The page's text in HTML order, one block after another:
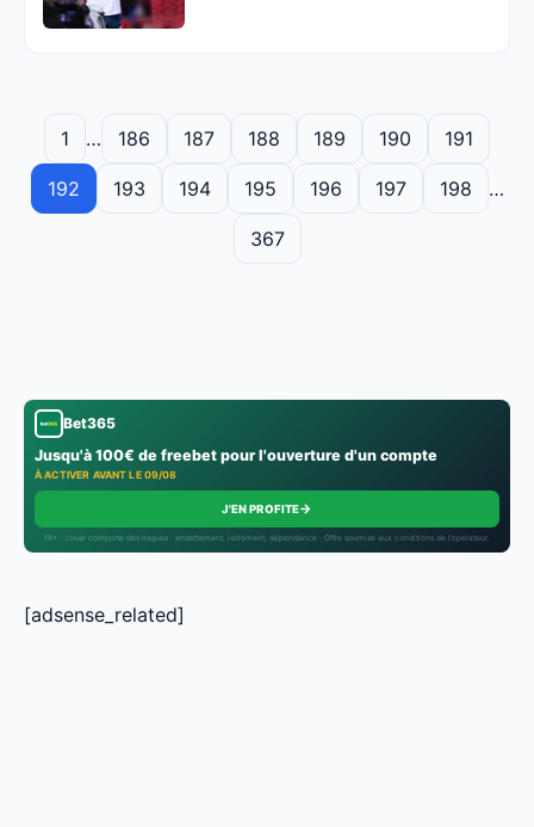
1 … 186 187 188 189 190 191
192 193 194 195 196 197 198 …
367
Bet365
Jusqu'à 100€ de freebet pour l'ouverture d'un compte
À ACTIVER AVANT LE 09/08
J'EN PROFITE→
18+ · Jouer comporte des risques : endettement, isolement, dépendance · Offre soumise aux conditions de l’opérateur.
[adsense_related]